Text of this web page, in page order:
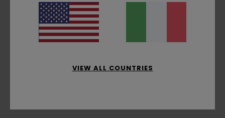
Colori splendidi e un design curato
Mostra originale - Français
Comfort: 5/5 Rapporto qualità-prezzo
Materiale: 5/5 Colore
Consiglio questo prodotto
5
VIEW ALL COUNTRIES